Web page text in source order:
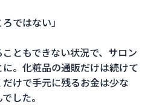
ではない」
ともできない状況で、サロン
。化粧品の通販だけは続けて
けで手元に残るお金は少な
した。